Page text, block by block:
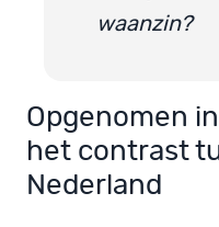
waanzin?
Opgenomen
het contrast
Nederland